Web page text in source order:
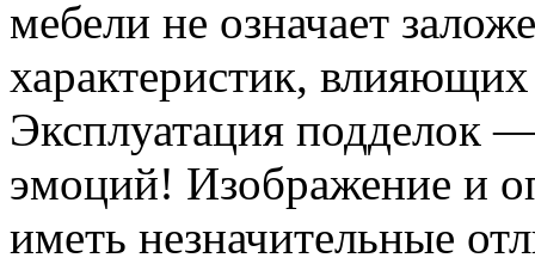
мебели не означает
характеристик, влияющих
Эксплуатация подделок
эмоций! Изображение и
иметь незначительные